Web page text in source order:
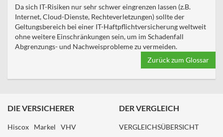
Da sich IT-Risiken nur sehr schwer eingrenzen lassen (z.B.
Internet, Cloud-Dienste, Rechteverletzungen) sollte der
Geltungsbereich bei einer IT-Haftpflichtversicherung weltweit
ohne weitere Einschränkungen sein, um im Schadenfall
Abgrenzungs- und Nachweisprobleme zu vermeiden.
Zurück zum Glossar
DIE VERSICHERER
Hiscox Markel VHV
DER VERGLEICH
VERGLEICHSÜBERSICHT